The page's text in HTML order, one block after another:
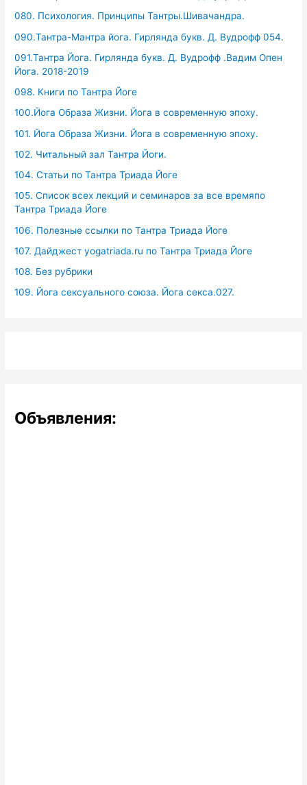
080. Психология. Принципы Тантры.Шивачандра.
090.Тантра-Мантра йога. Гирлянда букв. Д. Вудрофф 054.
091.Тантра Йога. Гирлянда букв. Д. Вудрофф .Вадим Опен
Йога. 2018-2019
098. Книги по Тантра Йоге
100.Йога Образа Жизни. Йога в современную эпоху.
101. Йога Образа Жизни. Йога в современную эпоху.
102. Читальный зал Тантра Йоги.
104. Статьи по Тантра Триада Йоге
105. Список всех лекций и семинаров за все времяпо
Тантра Триада Йоге
106. Полезные ссылки по Тантра Триада Йоге
107. Дайджест yogatriada.ru по Тантра Триада Йоге
108. Без рубрики
109. Йога сексуального союза. Йога секса.027.
Объявления: